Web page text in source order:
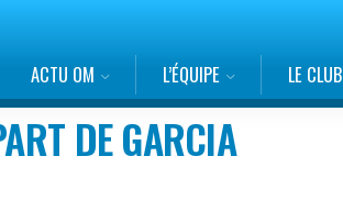
ACTU OM L’ÉQUIPE LE CLUB
DE GARCIA